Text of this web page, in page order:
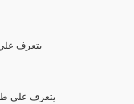
(3) يتعرف
(4) يتعرف علي